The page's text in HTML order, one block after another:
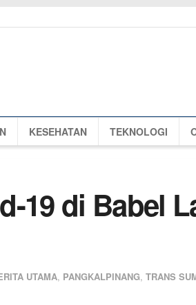
KESEHATAN TEKNOLOGI
19 di Babel
UTAMA, PANGKALPINANG, TRANS